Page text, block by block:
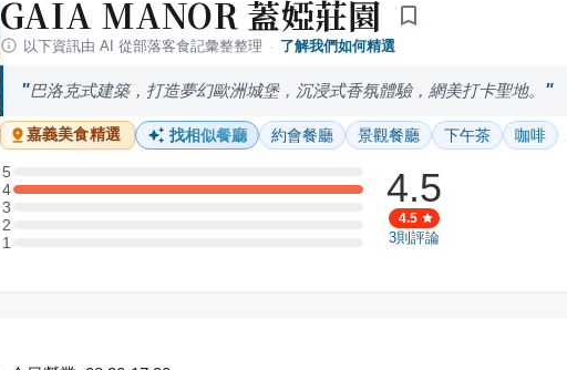
GAIA MANOR 蓋婭莊園
以下資訊由 AI 從部落客食記彙整整理 · 了解我們如何精選
巴洛克式建築，打造夢幻歐洲城堡，沉浸式香氛體驗，網美打卡聖地。
嘉義美食精選 找相似餐廳 約會餐廳 景觀餐廳 下午茶 咖啡
5
5 星：0 則評論
4
4 星：1 則評論
3
3 星：0 則評論
2
2 星：0 則評論
11 星：0 則評論
4.5
4.5
3則評論